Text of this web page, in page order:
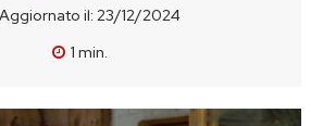
Aggiornato il: 23/12/2024
1 min.